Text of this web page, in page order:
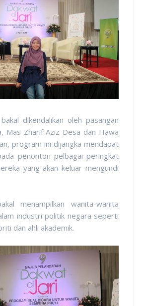
dikendalikan oleh pasangan
Mas Zharif Aziz Desa dan Hawa
program ini dijangka mendapat
penonton pelbagai peringkat
yang akan keluar mengundi
menampilkan wanita-wanita
industri politik negara seperti
dan ahli akademik.